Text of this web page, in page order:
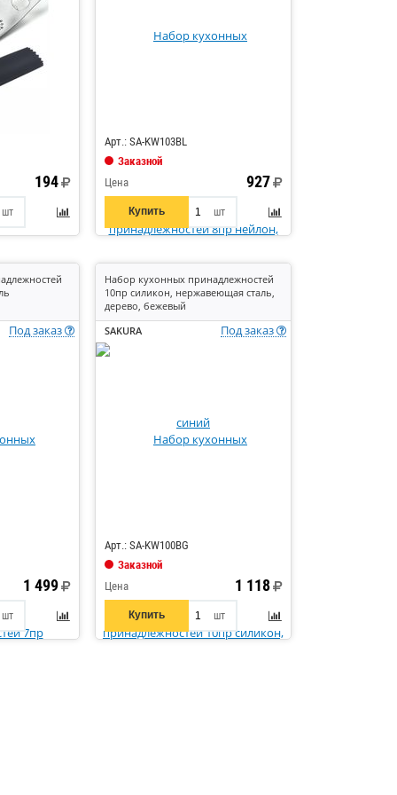
194
шт
Арт.: SA-KW103BL
Заказной
Цена
927
Купить шт
Под заказ
1 499
шт
Набор кухонных принадлежностей
10пр силикон, нержавеющая сталь,
дерево, бежевый
SAKURA
Под заказ
Арт.: SA-KW100BG
Заказной
Цена
1 118
Купить шт